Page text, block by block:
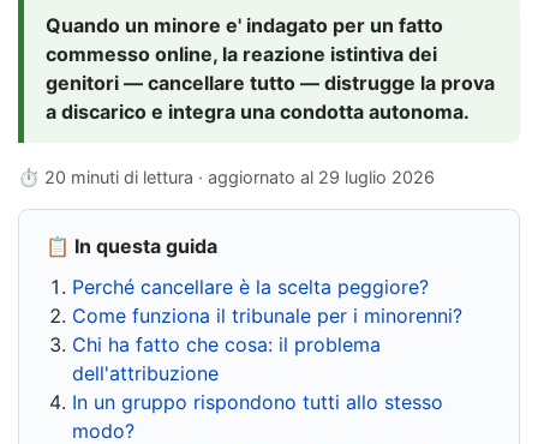
Quando un minore e' indagato per un fatto
commesso online, la reazione istintiva dei
genitori — cancellare tutto — distrugge la prova
a discarico e integra una condotta autonoma.
⏱ 20 minuti di lettura · aggiornato al 29 luglio 2026
📋 In questa guida
Perché cancellare è la scelta peggiore?
Come funziona il tribunale per i minorenni?
Chi ha fatto che cosa: il problema
dell'attribuzione
In un gruppo rispondono tutti allo stesso
modo?